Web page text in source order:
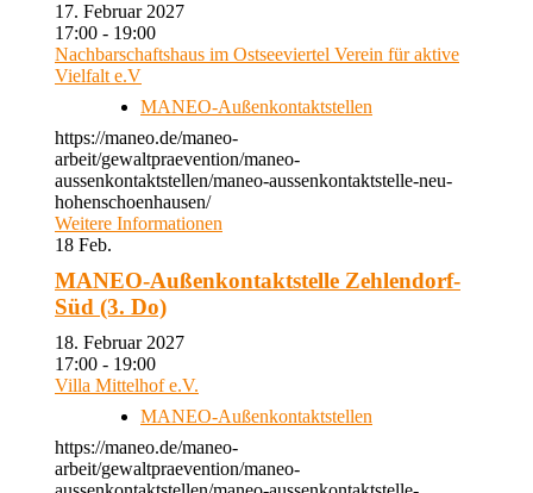
17. Februar 2027
17:00 - 19:00
Nachbarschaftshaus im Ostseeviertel Verein für aktive
Vielfalt e.V
MANEO-Außenkontaktstellen
https://maneo.de/maneo-
arbeit/gewaltpraevention/maneo-
aussenkontaktstellen/maneo-aussenkontaktstelle-neu-
hohenschoenhausen/
Weitere Informationen
18 Feb.
MANEO-Außenkontaktstelle Zehlendorf-
Süd (3. Do)
18. Februar 2027
17:00 - 19:00
Villa Mittelhof e.V.
MANEO-Außenkontaktstellen
https://maneo.de/maneo-
arbeit/gewaltpraevention/maneo-